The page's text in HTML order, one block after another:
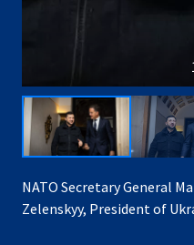
NATO Secretary General
Zelenskyy, President of